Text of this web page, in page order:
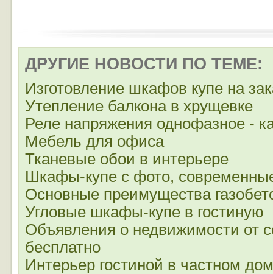
ДРУГИЕ НОВОСТИ ПО ТЕМЕ:
Изготовление шкафов купе на
Утепление балкона в хрущевке
Реле напряжения однофазное -
Мебель для офиса
Тканевые обои в интерьере
Шкафы-купе с фото,
Основные преимущества
Угловые шкафы-купе в гостиную
Объявления о недвижимости от
бесплатно
Интерьер гостиной в частном